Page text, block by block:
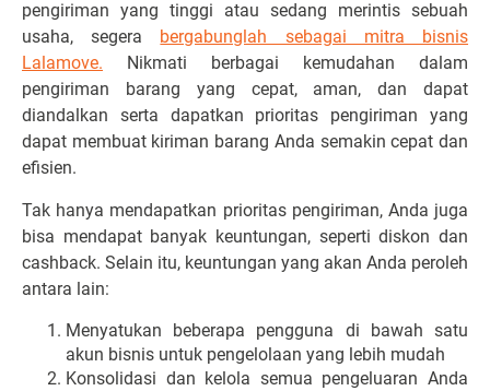
pengiriman yang tinggi atau sedang merintis sebuah
usaha, segera bergabunglah sebagai mitra bisnis
Lalamove. Nikmati berbagai kemudahan dalam
pengiriman barang yang cepat, aman, dan dapat
diandalkan serta dapatkan prioritas pengiriman yang
dapat membuat kiriman barang Anda semakin cepat dan
efisien.
Tak hanya mendapatkan prioritas pengiriman, Anda juga
bisa mendapat banyak keuntungan, seperti diskon dan
cashback. Selain itu, keuntungan yang akan Anda peroleh
antara lain:
Menyatukan beberapa pengguna di bawah satu
akun bisnis untuk pengelolaan yang lebih mudah
Konsolidasi dan kelola semua pengeluaran Anda